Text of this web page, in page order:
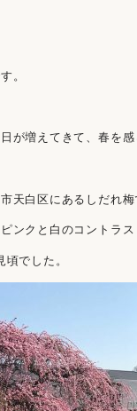
。
が増えてきて、春を感
天白区にあるしだれ
ンクと白のコントラ
でした。